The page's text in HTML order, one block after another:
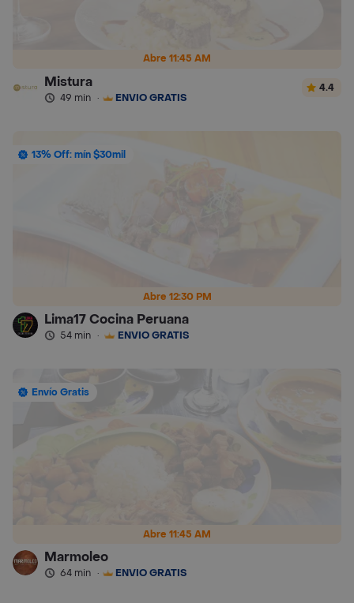
Abre 11:45 AM
Mistura
49 min · ENVÍO GRATIS
4.4
Abre 12:30 PM
13% Off: mín $30mil
Lima17 Cocina Peruana
54 min · ENVÍO GRATIS
Abre 11:45 AM
Envío Gratis
Marmoleo
64 min · ENVÍO GRATIS